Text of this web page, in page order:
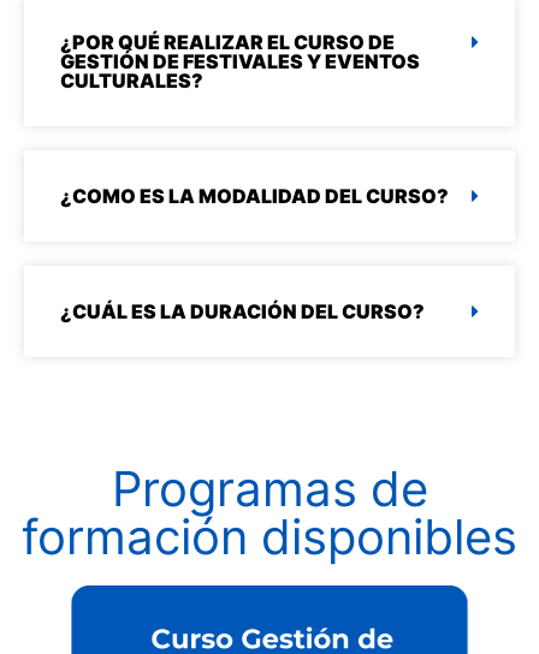
¿POR QUÉ REALIZAR EL CURSO DE
GESTIÓN DE FESTIVALES Y EVENTOS
CULTURALES?
¿COMO ES LA MODALIDAD DEL CURSO?
¿CUÁL ES LA DURACIÓN DEL CURSO?
Programas de
formación disponibles